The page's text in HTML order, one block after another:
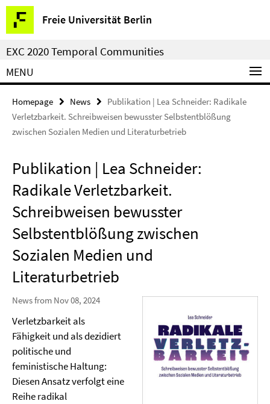
Springe
direkt
zu
Inhalt
Freie Universität Berlin
Service
Navigation
EXC 2020 Temporal Communities
MENU
Homepage News
Publikation | Lea Schneider: Radikale
Verletzbarkeit. Schreibweisen bewusster Selbstentblößung
zwischen Sozialen Medien und Literaturbetrieb
Publikation | Lea Schneider:
Radikale Verletzbarkeit.
Schreibweisen bewusster
Selbstentblößung zwischen
Sozialen Medien und
Literaturbetrieb
News from Nov 08, 2024
Verletzbarkeit als
Fähigkeit und als dezidiert
politische und
feministische Haltung:
Diesen Ansatz verfolgt eine
Reihe radikal